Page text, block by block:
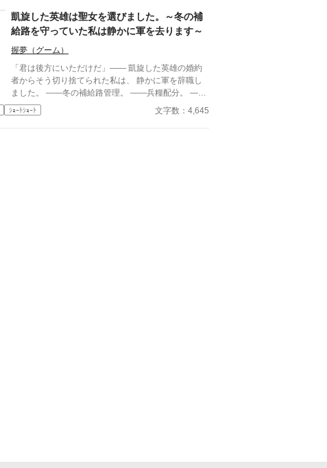
凱旋した英雄は聖女を選びました。～冬の補
給路を守っていた私は静かに軍を去ります～
握夢（グーム）
「君は後方にいただけだ」―― 凱旋した英雄の婚約
者からそう切り捨てられた私は、 静かに軍を辞職し
ました。 ――冬の補給路管理。 ――兵糧配分。 ――
医薬品輸送。 ――損耗率管理。 全部、私の仕事だっ
たのですが。 三週間後、 王国軍は補給崩壊。 「なぜ
ｼｮｰﾄｼｮｰﾄ 文字数：4,645